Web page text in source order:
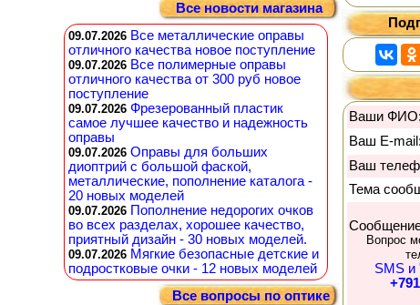
Все новости магазина
09.07.2026 Все металлические оправы
отличного качества новое поступление
09.07.2026 Все полимерные оправы
отличного качества от 300 руб новое
поступление
09.07.2026 Фрезерованный пластик
самое лучшее качество и надежность
оправы
09.07.2026 Оправы для больших
диоптрий с большой фаской,
металлические, пополнение каталога -
20 новых моделей
09.07.2026 Пополнение недорогих очков
во всех разделах, хорошее качество,
приятный дизайн - 30 новых моделей.
09.07.2026 Мягкие безопасные детские и
подростковые очки - 12 новых моделей
Все вопросы по оптике
Ваши ФИО:
Ваш E-mail:
Ваш
Тема
Вопрос
SMS и